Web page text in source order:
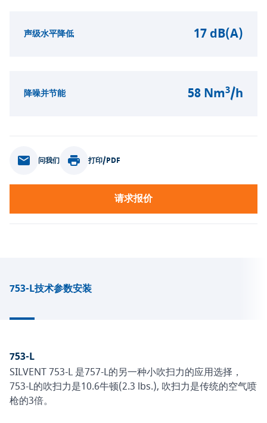
声级水平降低 17 dB(A)
降噪并节能 58 Nm3/h
问我们 打印/PDF
请求报价
753-L技术参数安装
753-L
SILVENT 753-L 是757-L的另一种小吹扫力的应用选择，
753-L的吹扫力是10.6牛顿(2.3 lbs.), 吹扫力是传统的空气喷
枪的3倍。